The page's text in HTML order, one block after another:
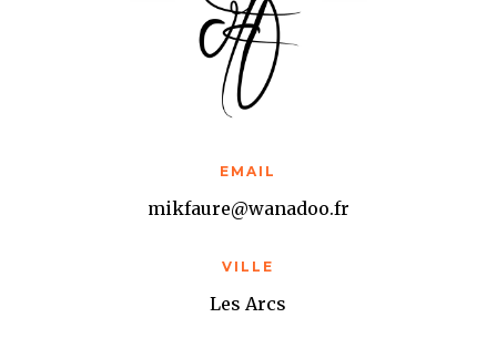
EMAIL
mikfaure@wanadoo.fr
VILLE
Les Arcs